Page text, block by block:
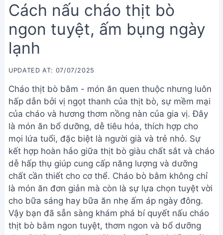
Cách nấu cháo thịt bò
ngon tuyệt, ấm bụng ngày
lạnh
UPDATED AT: 07/07/2025
Cháo thịt bò bằm - món ăn quen thuộc nhưng luôn
hấp dẫn bởi vị ngọt thanh của thịt bò, sự mềm mại
của cháo và hương thơm nồng nàn của gia vị. Đây
là món ăn bổ dưỡng, dễ tiêu hóa, thích hợp cho
mọi lứa tuổi, đặc biệt là người già và trẻ nhỏ. Sự
kết hợp hoàn hảo giữa thịt bò giàu chất sắt và cháo
dễ hấp thụ giúp cung cấp năng lượng và dưỡng
chất cần thiết cho cơ thể. Cháo bò bằm không chỉ
là món ăn đơn giản mà còn là sự lựa chọn tuyệt vời
cho bữa sáng hay bữa ăn nhẹ ấm áp ngày đông.
Vậy bạn đã sẵn sàng khám phá bí quyết nấu cháo
thịt bò bằm ngon tuyệt, thơm ngon và bổ dưỡng